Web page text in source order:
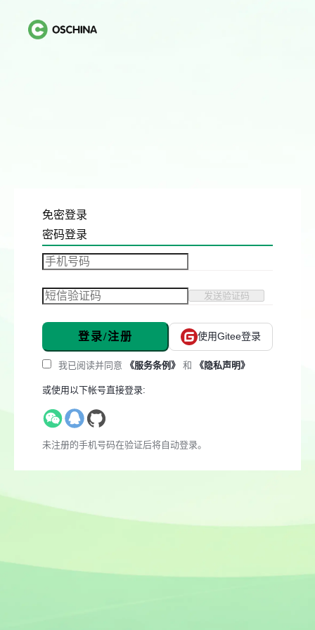
免密登录
密码登录
发送验证码
登录/注册 使用Gitee登录
我已阅读并同意 《服务条例》 和 《隐私声明》
或使用以下帐号直接登录:
未注册的手机号码在验证后将自动登录。